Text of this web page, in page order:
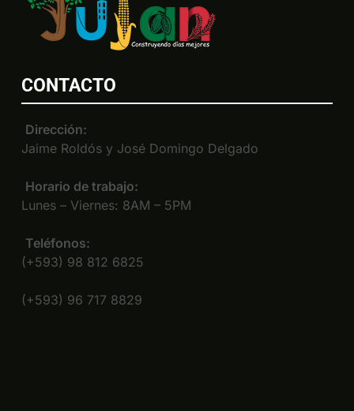
CONTACTO
Dirección:
Jaime Roldós y José Domingo Delgado
Horario de trabajo:
Lunes – Viernes: 8AM – 5PM
Teléfonos:
(+593) 98 812 6825
(+593) 96 717 8829